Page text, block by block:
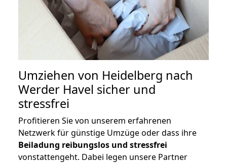
Umziehen von Heidelberg nach
Werder Havel sicher und
stressfrei
Profitieren Sie von unserem erfahrenen
Netzwerk für günstige Umzüge oder dass ihre
Beiladung reibungslos und stressfrei
vonstattengeht. Dabei legen unsere Partner